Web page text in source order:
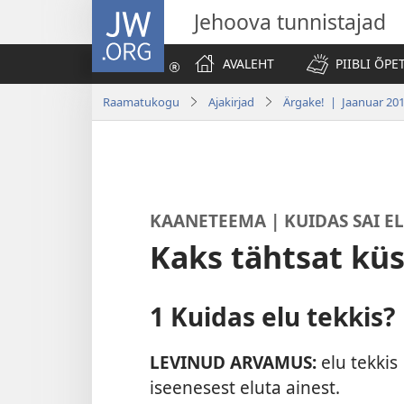
JW.ORG Jehoova tunnistajad
AVALEHT
PIIBLI
Raamatukogu Ajakirjad Ärgake! | Jaanuar
KAANETEEMA | KUIDAS SAI
Kaks tähtsat
1 Kuidas elu tekkis?
LEVINUD ARVAMUS: elu tekkis
iseenesest eluta ainest.